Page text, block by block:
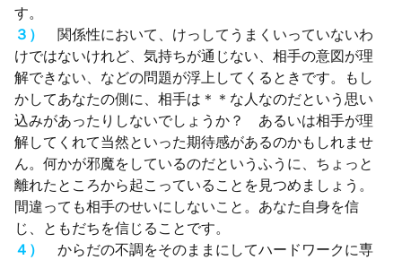
す。
３）
関係性において、けっしてうまくいっていないわ
けではないけれど、気持ちが通じない、相手の意図が理
解できない、などの問題が浮上してくるときです。もし
かしてあなたの側に、相手は＊＊な人なのだという思い
込みがあったりしないでしょうか？ あるいは相手が理
解してくれて当然といった期待感があるのかもしれませ
ん。何かが邪魔をしているのだというふうに、ちょっと
離れたところから起こっていることを見つめましょう。
間違っても相手のせいにしないこと。あなた自身を信
じ、ともだちを信じることです。
４）
からだの不調をそのままにしてハードワークに専